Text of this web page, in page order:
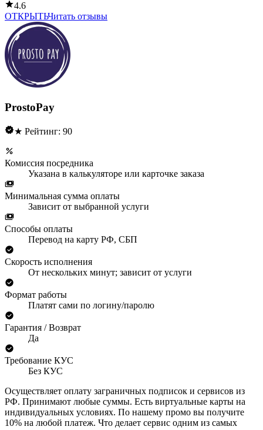
4.6
ОТКРЫТЬЧитать отзывы
ProstoPay
★ Рейтинг: 90
Комиссия посредника
Указана в калькуляторе или карточке заказа
Минимальная сумма оплаты
Зависит от выбранной услуги
Способы оплаты
Перевод на карту РФ, СБП
Скорость исполнения
От нескольких минут; зависит от услуги
Формат работы
Платят сами по логину/паролю
Гарантия / Возврат
Да
Требование КУС
Без КУС
Осуществляет оплату заграничных подписок и сервисов из
РФ. Принимают любые суммы. Есть виртуальные карты на
индивидуальных условиях. По нашему промо вы получите
10% на любой платеж. Что делает сервис одним из самых